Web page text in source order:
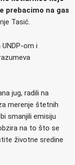
prebacimo na gas
Tasić.
om i
jug, radili na
merenje štetnih
smanjili emisiju
na to što se
životne sredine